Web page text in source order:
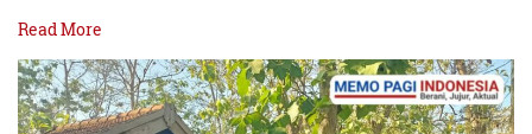
Read More